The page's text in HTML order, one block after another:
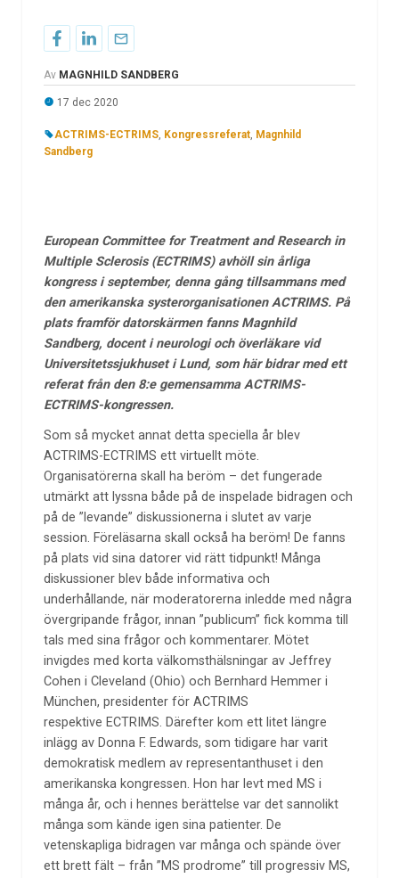
Av MAGNHILD SANDBERG
17 dec 2020
ACTRIMS-ECTRIMS, Kongressreferat, Magnhild
Sandberg
European Committee for Treatment and Research in
Multiple Sclerosis (ECTRIMS) avhöll sin årliga
kongress i september, denna gång tillsammans med
den amerikanska systerorganisationen ACTRIMS. På
plats framför datorskärmen fanns Magnhild
Sandberg, docent i neurologi och överläkare vid
Universitetssjukhuset i Lund, som här bidrar med ett
referat från den 8:e gemensamma ACTRIMS-
ECTRIMS-kongressen.
Som så mycket annat detta speciella år blev
ACTRIMS-ECTRIMS ett virtuellt möte.
Organisatörerna skall ha beröm – det fungerade
utmärkt att lyssna både på de inspelade bidragen och
på de ”levande” diskussionerna i slutet av varje
session. Föreläsarna skall också ha beröm! De fanns
på plats vid sina datorer vid rätt tidpunkt! Många
diskussioner blev både informativa och
underhållande, när moderatorerna inledde med några
övergripande frågor, innan ”publicum” fick komma till
tals med sina frågor och kommentarer. Mötet
invigdes med korta välkomsthälsningar av Jeffrey
Cohen i Cleveland (Ohio) och Bernhard Hemmer i
München, presidenter för ACTRIMS
respektive ECTRIMS. Därefter kom ett litet längre
inlägg av Donna F. Edwards, som tidigare har varit
demokratisk medlem av representanthuset i den
amerikanska kongressen. Hon har levt med MS i
många år, och i hennes berättelse var det sannolikt
många som kände igen sina patienter. De
vetenskapliga bidragen var många och spände över
ett brett fält – från ”MS prodrome” till progressiv MS,